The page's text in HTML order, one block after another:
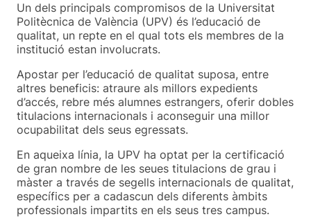
Un dels principals compromisos de la Universitat
Politècnica de València (UPV) és l’educació de
qualitat, un repte en el qual tots els membres de la
institució estan involucrats.
Apostar per l’educació de qualitat suposa, entre
altres beneficis: atraure als millors expedients
d’accés, rebre més alumnes estrangers, oferir dobles
titulacions internacionals i aconseguir una millor
ocupabilitat dels seus egressats.
En aqueixa línia, la UPV ha optat per la certificació
de gran nombre de les seues titulacions de grau i
màster a través de segells internacionals de qualitat,
específics per a cadascun dels diferents àmbits
professionals impartits en els seus tres campus.